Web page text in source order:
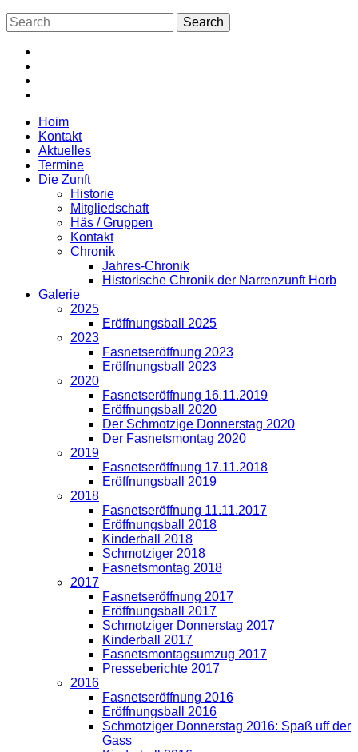
Hoim
Kontakt
Aktuelles
Termine
Die Zunft
Historie
Mitgliedschaft
Häs / Gruppen
Kontakt
Chronik
Jahres-Chronik
Historische Chronik der Narrenzunft Horb
Galerie
2025
Eröffnungsball 2025
2023
Fasnetseröffnung 2023
Eröffnungsball 2023
2020
Fasnetseröffnung 16.11.2019
Eröffnungsball 2020
Der Schmotzige Donnerstag 2020
Der Fasnetsmontag 2020
2019
Fasnetseröffnung 17.11.2018
Eröffnungsball 2019
2018
Fasnetseröffnung 11.11.2017
Eröffnungsball 2018
Kinderball 2018
Schmotziger 2018
Fasnetsmontag 2018
2017
Fasnetseröffnung 2017
Eröffnungsball 2017
Schmotziger Donnerstag 2017
Kinderball 2017
Fasnetsmontagsumzug 2017
Presseberichte 2017
2016
Fasnetseröffnung 2016
Eröffnungsball 2016
Schmotziger Donnerstag 2016: Spaß uff der
Gass